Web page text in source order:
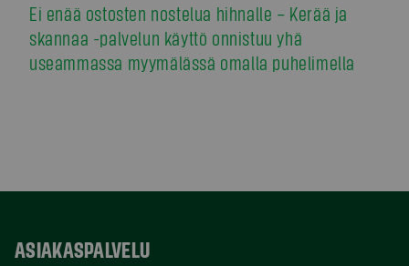
Ei enää ostosten nostelua hihnalle – Kerää ja
skannaa -palvelun käyttö onnistuu yhä
useammassa myymälässä omalla puhelimella
ASIAKASPALVELU